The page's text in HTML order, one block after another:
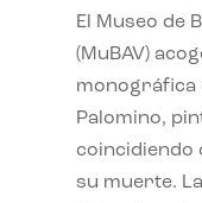
El Museo de
(MuBAV)
monográfica
Palomino,
coincidiendo
su muerte.